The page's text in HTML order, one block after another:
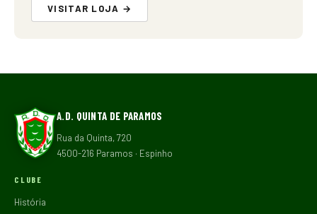
VISITAR LOJA →
A.D. QUINTA DE PARAMOS
Rua da Quinta, 720
4500-216 Paramos · Espinho
CLUBE
História